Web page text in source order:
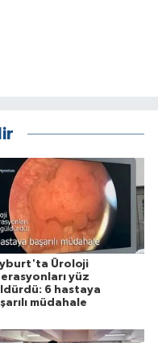
Üroloji
yüz
6 hastaya
müdahale